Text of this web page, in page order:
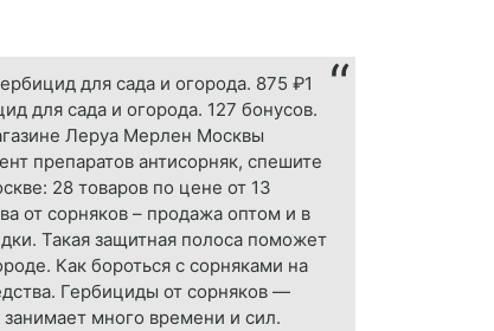
для сада и огорода. 875 ₽1
для сада и огорода. 127 бонусов.
Леруа Мерлен Москвы
препаратов антисорняк, спешите
28 товаров по цене от 13
от сорняков – продажа оптом и в
Такая защитная полоса поможет
Как бороться с сорняками на
Гербициды от сорняков —
много времени и сил.